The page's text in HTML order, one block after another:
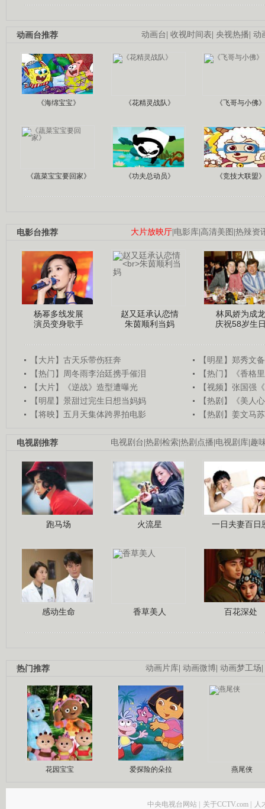
动画台| 收视时间表| 央视热播| 动
动画台推荐
《海绵宝宝》 《花精灵战队》 《飞哥与小佛》
《蔬菜宝宝要回家》 《功夫总动员》 《竞技大联盟》
大片放映厅|电影库|高清美图 |热辣资
电影台推荐
杨幂多线发展
演员变身歌手
赵又廷承认恋情
朱茵顺利当妈
林凤娇为成龙
庆祝58岁生
【大片】古天乐带伤狂奔
【明星】郑秀文
【热门】周冬雨李治廷携手催泪
【热门】《香格
【大片】《逆战》造型遭曝光
【视频】张国强
【明星】景甜过完生日想当妈妈
【热剧】《美人
【将映】五月天集体跨界拍电影
【热剧】姜文马
电视剧台|热剧检索|热剧点播|电视剧库|趣
电视剧推荐
跑马场 火流星 一日夫妻百日
感动生命 香草美人 百花深处
动画片库| 动画微博| 动画梦工场|
热门推荐
花园宝宝 爱探险的朵拉 燕尾侠
中央电视台网站 | 关于CCTV.com | 人